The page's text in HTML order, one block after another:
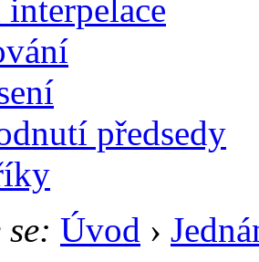
předsedy
Úvod ›